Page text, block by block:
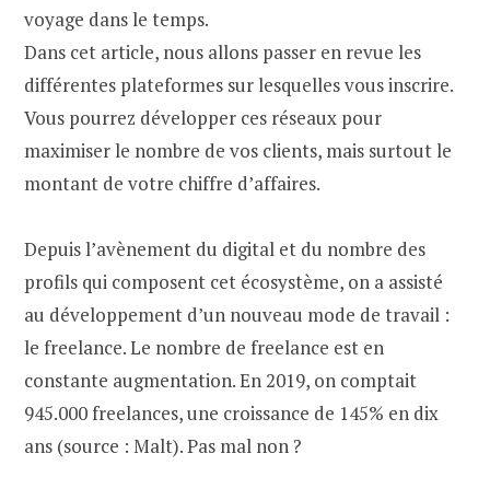
voyage dans le temps.
Dans cet article, nous allons passer en revue les
différentes plateformes sur lesquelles vous inscrire.
Vous pourrez développer ces réseaux pour
maximiser le nombre de vos clients, mais surtout le
montant de votre chiffre d’affaires.
Depuis l’avènement du digital et du nombre des
profils qui composent cet écosystème, on a assisté
au développement d’un nouveau mode de travail :
le freelance. Le nombre de freelance est en
constante augmentation. En 2019, on comptait
945.000 freelances, une croissance de 145% en dix
ans (source : Malt). Pas mal non ?